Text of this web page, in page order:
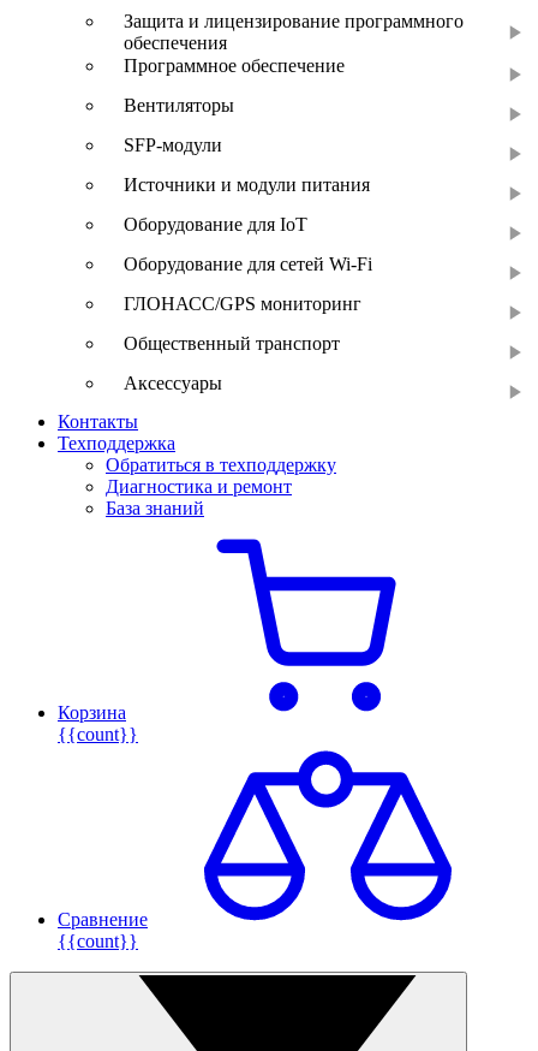
Защита и лицензирование программного
обеспечения
Программное обеспечение
Вентиляторы
SFP-модули
Источники и модули питания
Оборудование для IoT
Оборудование для сетей Wi-Fi
ГЛОНАСС/GPS мониторинг
Общественный транспорт
Аксессуары
Контакты
Техподдержка
Обратиться в техподдержку
Диагностика и ремонт
База знаний
Корзина
{{count}}
Сравнение
{{count}}